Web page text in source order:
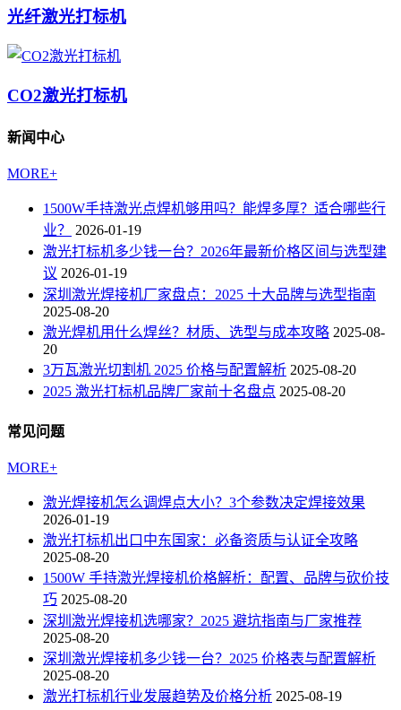
光纤激光打标机
CO2激光打标机
新闻中心
MORE+
1500W手持激光点焊机够用吗？能焊多厚？适合哪些行
业？
2026-01-19
激光打标机多少钱一台？2026年最新价格区间与选型建
议 2026-01-19
深圳激光焊接机厂家盘点：2025 十大品牌与选型指南
2025-08-20
激光焊机用什么焊丝？材质、选型与成本攻略 2025-08-
20
3万瓦激光切割机 2025 价格与配置解析 2025-08-20
2025 激光打标机品牌厂家前十名盘点 2025-08-20
常见问题
MORE+
激光焊接机怎么调焊点大小？3个参数决定焊接效果
2026-01-19
激光打标机出口中东国家：必备资质与认证全攻略
2025-08-20
1500W 手持激光焊接机价格解析：配置、品牌与砍价技
巧 2025-08-20
深圳激光焊接机选哪家？2025 避坑指南与厂家推荐
2025-08-20
深圳激光焊接机多少钱一台？2025 价格表与配置解析
2025-08-20
激光打标机行业发展趋势及价格分析 2025-08-19